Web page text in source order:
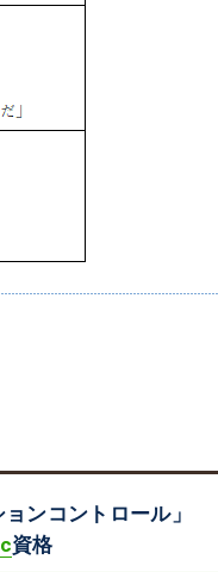
ンコントロール」
資格